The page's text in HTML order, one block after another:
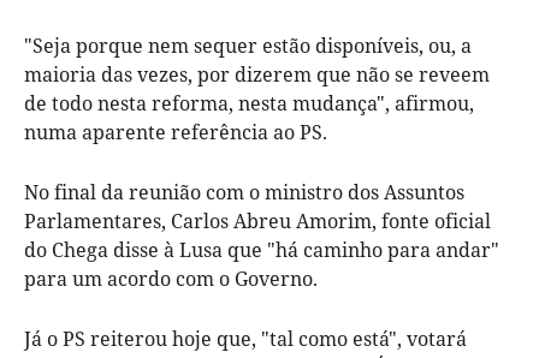
"Seja porque nem sequer estão disponíveis, ou, a
maioria das vezes, por dizerem que não se reveem
de todo nesta reforma, nesta mudança", afirmou,
numa aparente referência ao PS.
No final da reunião com o ministro dos Assuntos
Parlamentares, Carlos Abreu Amorim, fonte oficial
do Chega disse à Lusa que "há caminho para andar"
para um acordo com o Governo.
Já o PS reiterou hoje que, "tal como está", votará